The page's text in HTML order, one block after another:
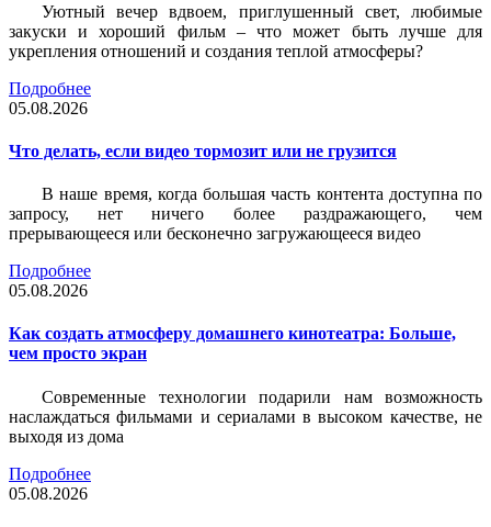
Уютный вечер вдвоем, приглушенный свет, любимые
закуски и хороший фильм – что может быть лучше для
укрепления отношений и создания теплой атмосферы?
Подробнее
05.08.2026
Что делать, если видео тормозит или не грузится
В наше время, когда большая часть контента доступна по
запросу, нет ничего более раздражающего, чем
прерывающееся или бесконечно загружающееся видео
Подробнее
05.08.2026
Как создать атмосферу домашнего кинотеатра: Больше,
чем просто экран
Современные технологии подарили нам возможность
наслаждаться фильмами и сериалами в высоком качестве, не
выходя из дома
Подробнее
05.08.2026